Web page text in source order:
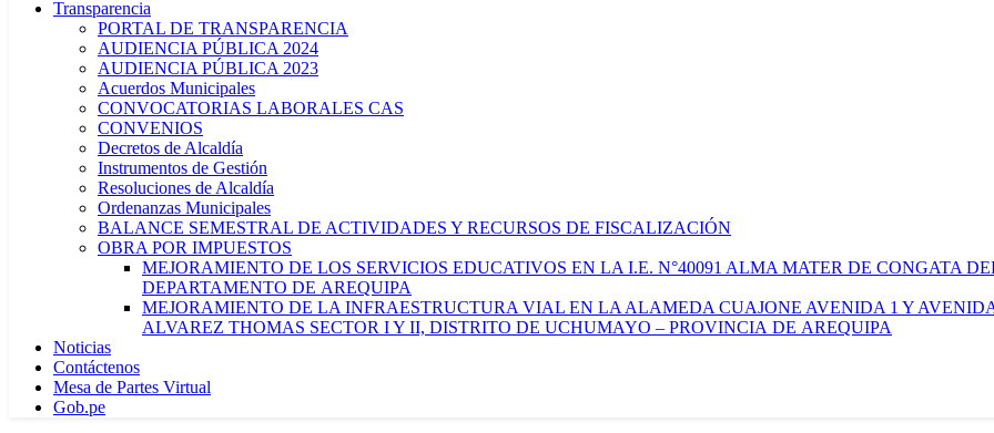
Transparencia
PORTAL DE TRANSPARENCIA
AUDIENCIA PÚBLICA 2024
AUDIENCIA PÚBLICA 2023
Acuerdos Municipales
CONVOCATORIAS LABORALES CAS
CONVENIOS
Decretos de Alcaldía
Instrumentos de Gestión
Resoluciones de Alcaldía
Ordenanzas Municipales
BALANCE SEMESTRAL DE ACTIVIDADES Y RECURSOS DE FISCALIZACIÓN
OBRA POR IMPUESTOS
MEJORAMIENTO DE LOS SERVICIOS EDUCATIVOS EN LA I.E. N°40091 ALMA MATER DE CONGATA
DEPARTAMENTO DE AREQUIPA
MEJORAMIENTO DE LA INFRAESTRUCTURA VIAL EN LA ALAMEDA CUAJONE AVENIDA 1 Y
ALVAREZ THOMAS SECTOR I Y II, DISTRITO DE UCHUMAYO – PROVINCIA DE AREQUIPA
Noticias
Contáctenos
Mesa de Partes Virtual
Gob.pe